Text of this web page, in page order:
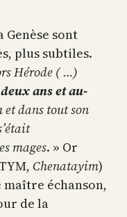
Genèse sont
plus subtiles.
Hérode ( …)
ans et au-
dans tout son
mages. » Or
Chenatayim)
échanson,
de la